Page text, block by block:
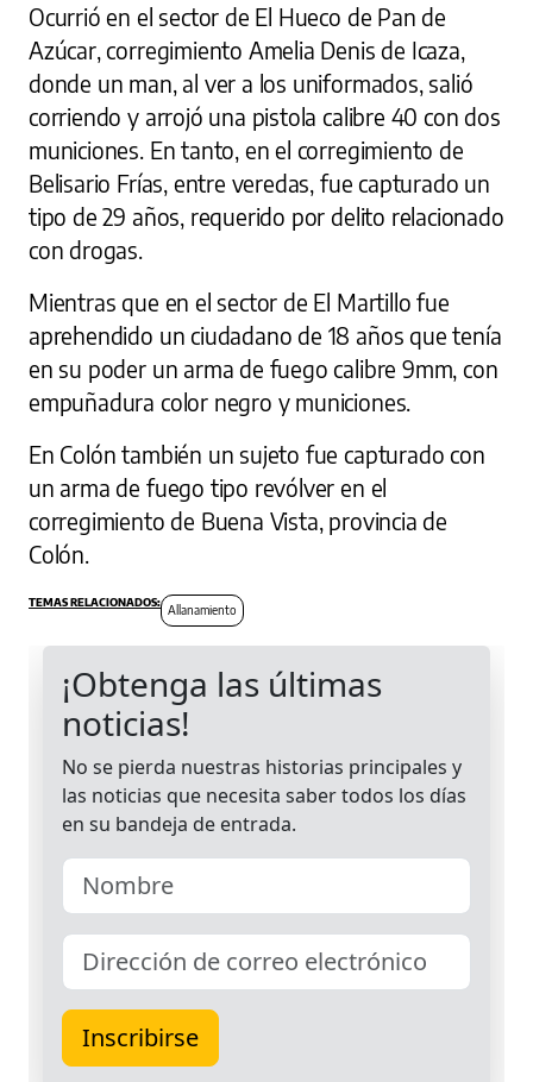
Ocurrió en el sector de El Hueco de Pan de
Azúcar, corregimiento Amelia Denis de Icaza,
donde un man, al ver a los uniformados, salió
corriendo y arrojó una pistola calibre 40 con dos
municiones. En tanto, en el corregimiento de
Belisario Frías, entre veredas, fue capturado un
tipo de 29 años, requerido por delito relacionado
con drogas.
Mientras que en el sector de El Martillo fue
aprehendido un ciudadano de 18 años que tenía
en su poder un arma de fuego calibre 9mm, con
empuñadura color negro y municiones.
En Colón también un sujeto fue capturado con
un arma de fuego tipo revólver en el
corregimiento de Buena Vista, provincia de
Colón.
Allanamiento